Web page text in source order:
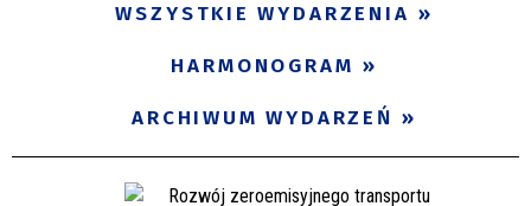
WSZYSTKIE WYDARZENIA
HARMONOGRAM
ARCHIWUM WYDARZEŃ